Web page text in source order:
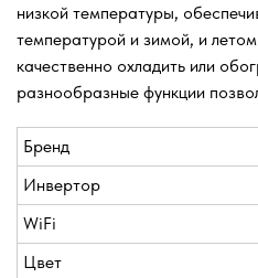
низкой температуры,
температурой и зимой, и
качественно охладить или
разнообразные функции
Бренд
Инвертор
WiFi
Цвет